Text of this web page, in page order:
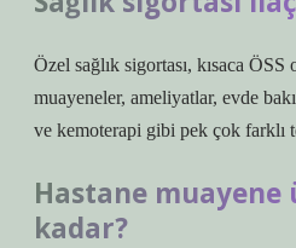
Özel sağlık sigortası, kısaca
muayeneler, ameliyatlar, evde
ve kemoterapi gibi pek çok farklı
Hastane muayene
kadar?